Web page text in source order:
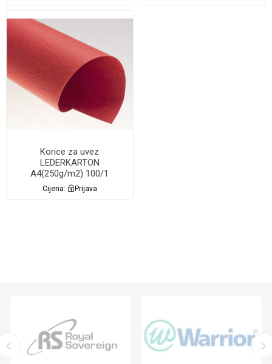
Korice za uvez
LEDERKARTON
A4(250g/m2) 100/1
Lamin8er CRVENE
Cijena: Prijava